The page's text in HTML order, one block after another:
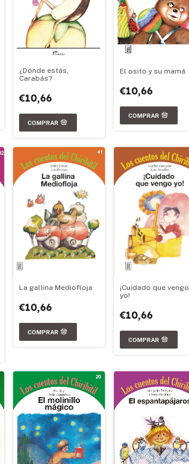
¿Dónde estás,
Carabás?
€10,66
El osito y su mamá
€10,66
La gallina Mediofloja
€10,66
¡Cuidado que vengo
yo!
€10,66